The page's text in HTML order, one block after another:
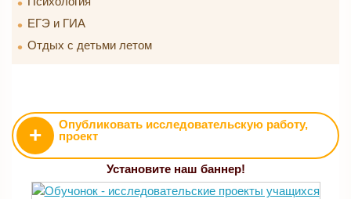
ЕГЭ и ГИА
Отдых с детьми летом
+
Опубликовать исследовательскую работу,
проект
Установите наш баннер!